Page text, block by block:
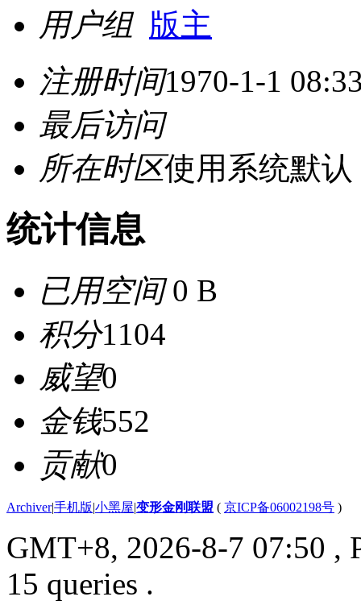
用户组 版主
注册时间1970-1-1
最后访问
所在时区使用系统默认
统计信息
已用空间0 B
积分1104
威望0
金钱552
贡献0
Archiver|手机版|小黑屋|变形金刚联盟 ( 京ICP备06002198号 )
GMT+8, 2026-8-7 07:50 ,
15 queries .